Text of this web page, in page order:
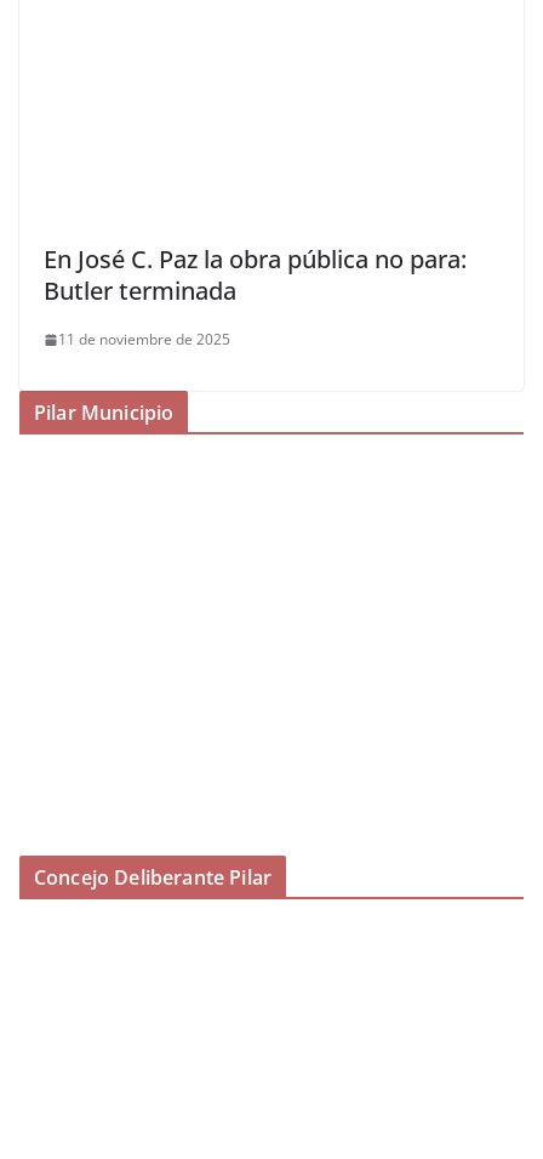
En José C. Paz la obra pública no para:
Butler terminada
11 de noviembre de 2025
Pilar Municipio
Concejo Deliberante Pilar